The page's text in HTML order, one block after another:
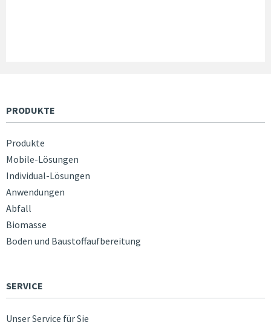
PRODUKTE
Produkte
Mobile-Lösungen
Individual-Lösungen
Anwendungen
Abfall
Biomasse
Boden und Baustoffaufbereitung
SERVICE
Unser Service für Sie